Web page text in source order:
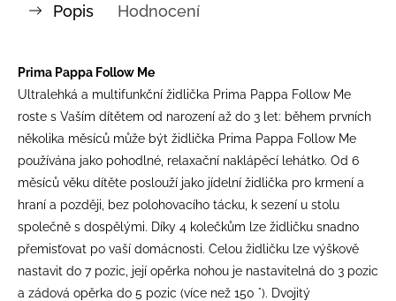
Popis Hodnocení
Prima Pappa Follow Me
Ultralehká a multifunkční židlička Prima Pappa Follow Me
roste s Vaším dítětem od narození až do 3 let: během prvních
několika měsíců může být židlička Prima Pappa Follow Me
používána jako pohodlné, relaxační naklápěcí lehátko. Od 6
měsíců věku dítěte poslouží jako jídelní židlička pro krmení a
hraní a později, bez polohovacího tácku, k sezení u stolu
společně s dospělými. Díky 4 kolečkům lze židličku snadno
přemisťovat po vaší domácnosti. Celou židličku lze výškově
nastavit do 7 pozic, její opěrka nohou je nastavitelná do 3 pozic
a zádová opěrka do 5 pozic (více než 150 °). Dvojitý